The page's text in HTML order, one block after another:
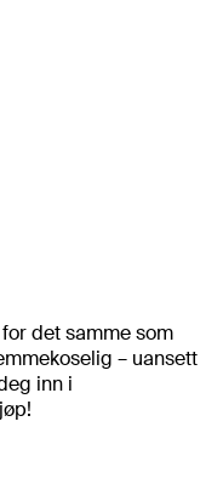
det samme som
– uansett
inn i